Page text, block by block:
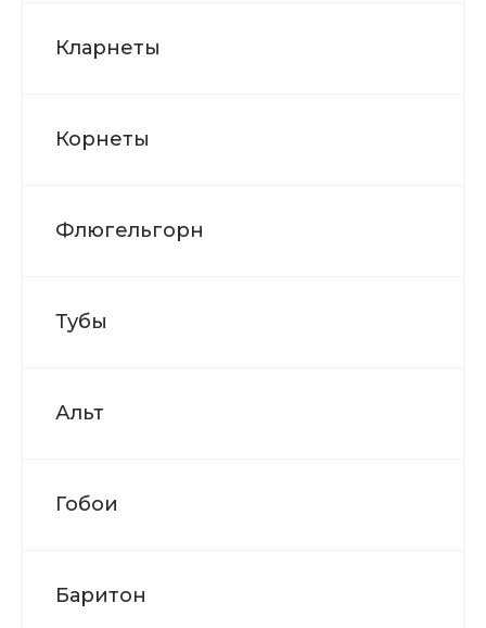
Кларнеты
Корнеты
Флюгельгорн
Тубы
Альт
Гобои
Баритон